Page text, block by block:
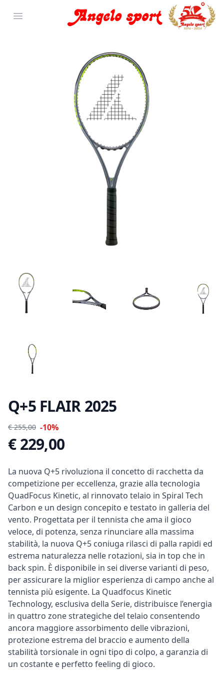
Open menu
Q+5 FLAIR 2025
€ 255,00 -10%
€ 229,00
Descrizione articolo
La nuova Q+5 rivoluziona il concetto di racchetta da
competizione per eccellenza, grazie alla tecnologia
QuadFocus Kinetic, al rinnovato telaio in Spiral Tech
Carbon e un design concepito e testato in galleria del
vento. Progettata per il tennista che ama il gioco
veloce, di potenza, senza rinunciare alla massima
stabilità, la nuova Q+5 coniuga rilasci di palla rapidi ed
estrema naturalezza nelle rotazioni, sia in top che in
back spin. È disponibile in sei diverse varianti di peso,
per assicurare la miglior esperienza di campo anche al
tennista più esigente. La Quadfocus Kinetic
Technology, esclusiva della Serie, distribuisce l’energia
in quattro zone strategiche del telaio consentendo
ancora maggiore assorbimento delle vibrazioni,
protezione estrema del braccio e aumento della
stabilità torsionale in ogni tipo di colpo, a garanzia di
un costante e perfetto feeling di gioco.